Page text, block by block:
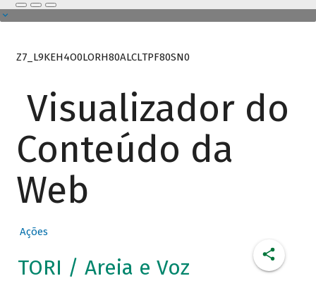
Z7_L9KEH4O0LORH80ALCLTPF80SN0
Visualizador do
Conteúdo da
Web
Ações
TORI / Areia e Voz